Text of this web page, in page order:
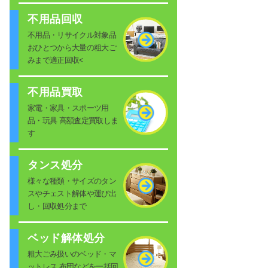
不用品回収
不用品・リサイクル対象品
おひとつから大量の粗大ご
みまで適正回収<
不用品買取
家電・家具・スポーツ用
品・玩具 高額査定買取しま
す
タンス処分
様々な種類・サイズのタン
スやチェスト解体や運び出
し・回収処分まで
ベッド解体処分
粗大ごみ扱いのベッド・マ